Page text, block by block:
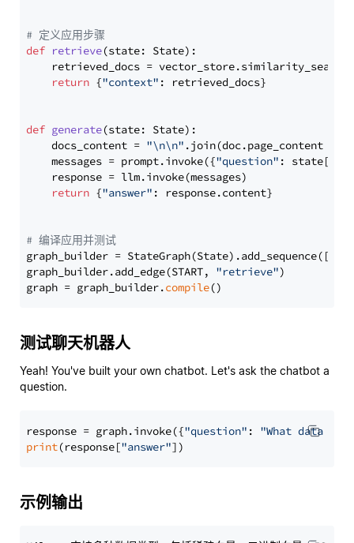
# 定义应用步骤
def retrieve(state: State):
retrieved_docs =
return {"context" : retrieved_docs}
def generate(state: State):
    docs_content =
"\n\n" .join(doc.page_content
    messages = prompt.invoke({
"question" : state[
    response = llm.invoke(messages)
return {"answer" : response.content}
# 编译应用并测试
graph_builder =
graph_builder.add_edge(START, "retrieve")
graph = graph_builder.compile
测试聊天机器人
Yeah! You've built your own chatbot. Let's ask the chatbot a
question.
response = graph.invoke({"question" : "What data
print(response["answer"
示例输出